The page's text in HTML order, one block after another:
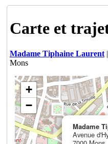
Carte et
Madame Tiphaine Laurent|
Mons
Madame
Avenue
+
−